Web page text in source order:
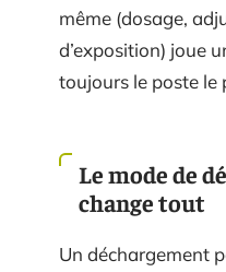
même (dosage,
d’exposition) joue
toujours le poste le
Le mode de
change tout
Un déchargement